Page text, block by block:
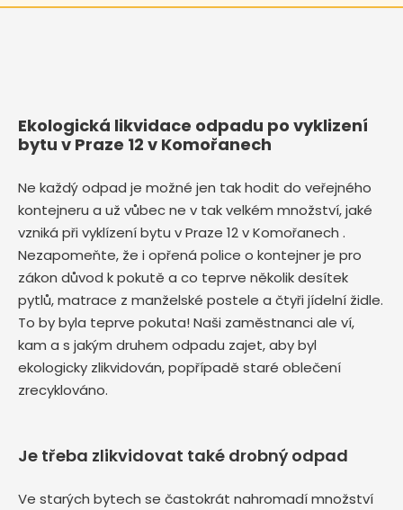
Ekologická likvidace odpadu po vyklizení
bytu v Praze 12 v Komořanech
Ne každý odpad je možné jen tak hodit do veřejného
kontejneru a už vůbec ne v tak velkém množství, jaké
vzniká při vyklízení bytu v Praze 12 v Komořanech .
Nezapomeňte, že i opřená police o kontejner je pro
zákon důvod k pokutě a co teprve několik desítek
pytlů, matrace z manželské postele a čtyři jídelní židle.
To by byla teprve pokuta! Naši zaměstnanci ale ví,
kam a s jakým druhem odpadu zajet, aby byl
ekologicky zlikvidován, popřípadě staré oblečení
zrecyklováno.
Je třeba zlikvidovat také drobný odpad
Ve starých bytech se častokrát nahromadí množství